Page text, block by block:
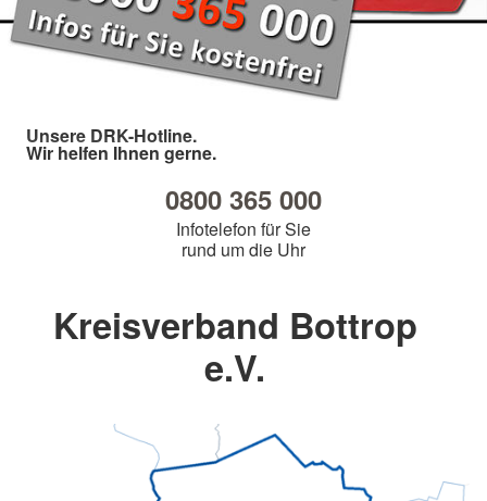
Unsere DRK-Hotline.
Wir helfen Ihnen gerne.
0800 365 000
Infotelefon für Sie
rund um die Uhr
Kreisverband Bottrop
e.V.